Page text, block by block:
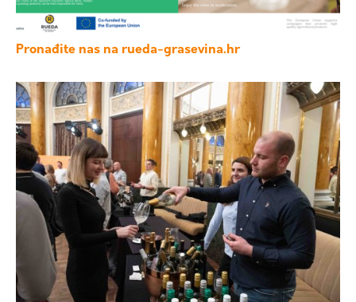
Pronađite nas na rueda-grasevina.hr